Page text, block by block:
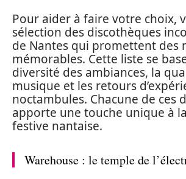
Pour aider à faire votre choix,
sélection des discothèques
de Nantes qui promettent des
mémorables. Cette liste se
diversité des ambiances, la
musique et les retours
noctambules. Chacune de ces
apporte une touche unique à
festive nantaise.
Warehouse : le temple de